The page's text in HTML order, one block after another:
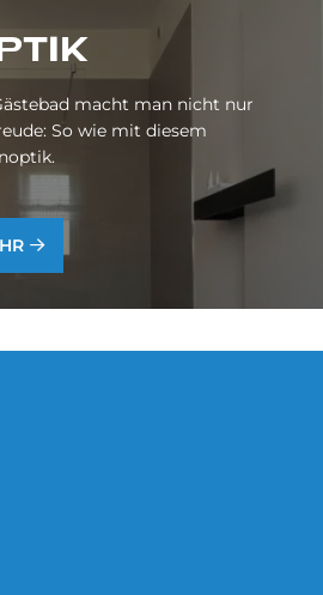
macht man nicht nur
So wie mit diesem